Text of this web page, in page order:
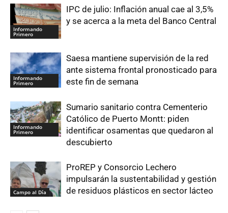
Informando
Primero
IPC de julio: Inflación anual cae al 3,5%
y se acerca a la meta del Banco Central
Informando
Primero
Saesa mantiene supervisión de la red
ante sistema frontal pronosticado para
este fin de semana
Informando
Primero
Sumario sanitario contra Cementerio
Católico de Puerto Montt: piden
identificar osamentas que quedaron al
descubierto
Campo al Día
ProREP y Consorcio Lechero
impulsarán la sustentabilidad y gestión
de residuos plásticos en sector lácteo